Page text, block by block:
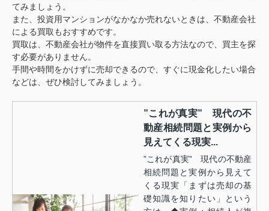
てみましょう。
また、投資用マンションがなかなか売れないときは、不動産会社
による買取もおすすめです。
買取は、不動産会社が物件を直接買い取る方法なので、買主を探
す必要がありません。
手間や時間をかけずに売却できるので、すぐに現金化したい場合
などは、ぜひ検討してみましょう。
”これが真実” 現代の不
動産相続問題と実例から
見えてくる現実...
”これが真実” 現代の不動産
相続問題と実例から見えて
くる現実「まずは売却の基
礎知識を知りたい」という